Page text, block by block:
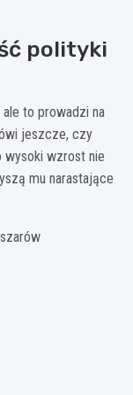
polityki
to prowadzi na
jeszcze, czy
wysoki wzrost nie
mu narastające